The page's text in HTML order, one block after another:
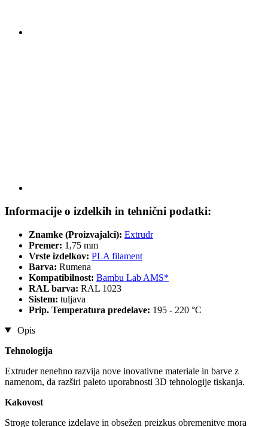
Informacije o izdelkih in tehnični podatki:
Znamke (Proizvajalci): Extrudr
Premer: 1,75 mm
Vrste izdelkov: PLA filament
Barva: Rumena
Kompatibilnost: Bambu Lab AMS*
RAL barva: RAL 1023
Sistem: tuljava
Prip. Temperatura predelave: 195 - 220 °C
Opis
Tehnologija
Extruder nenehno razvija nove inovativne materiale in barve z
namenom, da razširi paleto uporabnosti 3D tehnologije tiskanja.
Kakovost
Stroge tolerance izdelave in obsežen preizkus obremenitve mora